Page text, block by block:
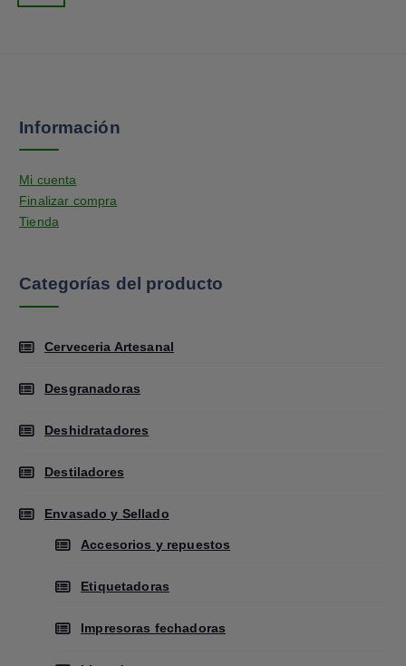
Información
Mi cuenta
Finalizar compra
Tienda
Categorías del producto
Cerveceria Artesanal
Desgranadoras
Deshidratadores
Destiladores
Envasado y Sellado
Accesorios y repuestos
Etiquetadoras
Impresoras fechadoras